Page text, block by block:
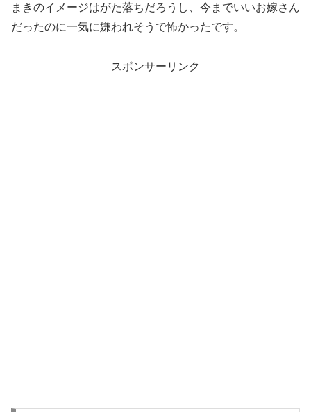
まきのイメージはがた落ちだろうし、今までいいお嫁さん
だったのに一気に嫌われそうで怖かったです。
スポンサーリンク